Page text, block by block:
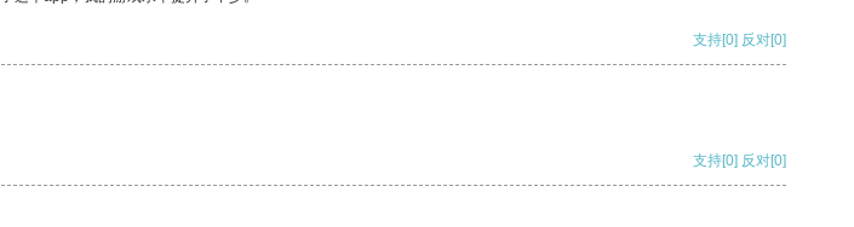
支持[0] 反对[0]
支持[0] 反对[0]